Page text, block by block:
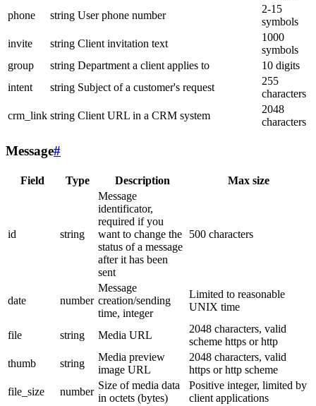
phone
string User phone number
2-15
symbols
invite
string Client invitation text
1000
symbols
group
string Department a client applies to
10 digits
intent
string Subject of a customer's request
255
characters
crm_link string Client URL in a CRM system
2048
characters
Message#
Field Type Description Max size
id string
Message
identificator,
required if you
want to change the
status of a message
after it has been
sent
500 characters
date number
Message
creation/sending
time, integer
Limited to reasonable
UNIX time
file string Media URL
2048 characters, valid
scheme https or http
thumb
string
Media preview
image URL
2048 characters, valid
https or http scheme
file_size
number
Size of media data
in octets (bytes)
Positive integer, limited by
client applications